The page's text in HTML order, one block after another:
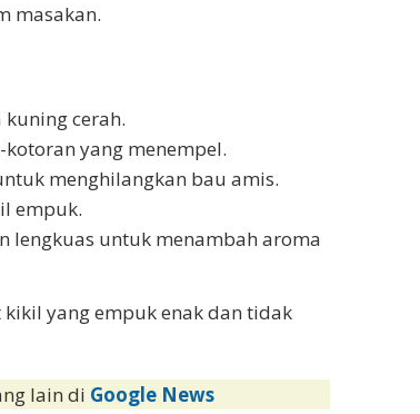
masakan.
cerah.
yang menempel.
menghilangkan bau amis.
empuk.
lengkuas untuk menambah aroma
yang empuk enak dan tidak
lain di Google News